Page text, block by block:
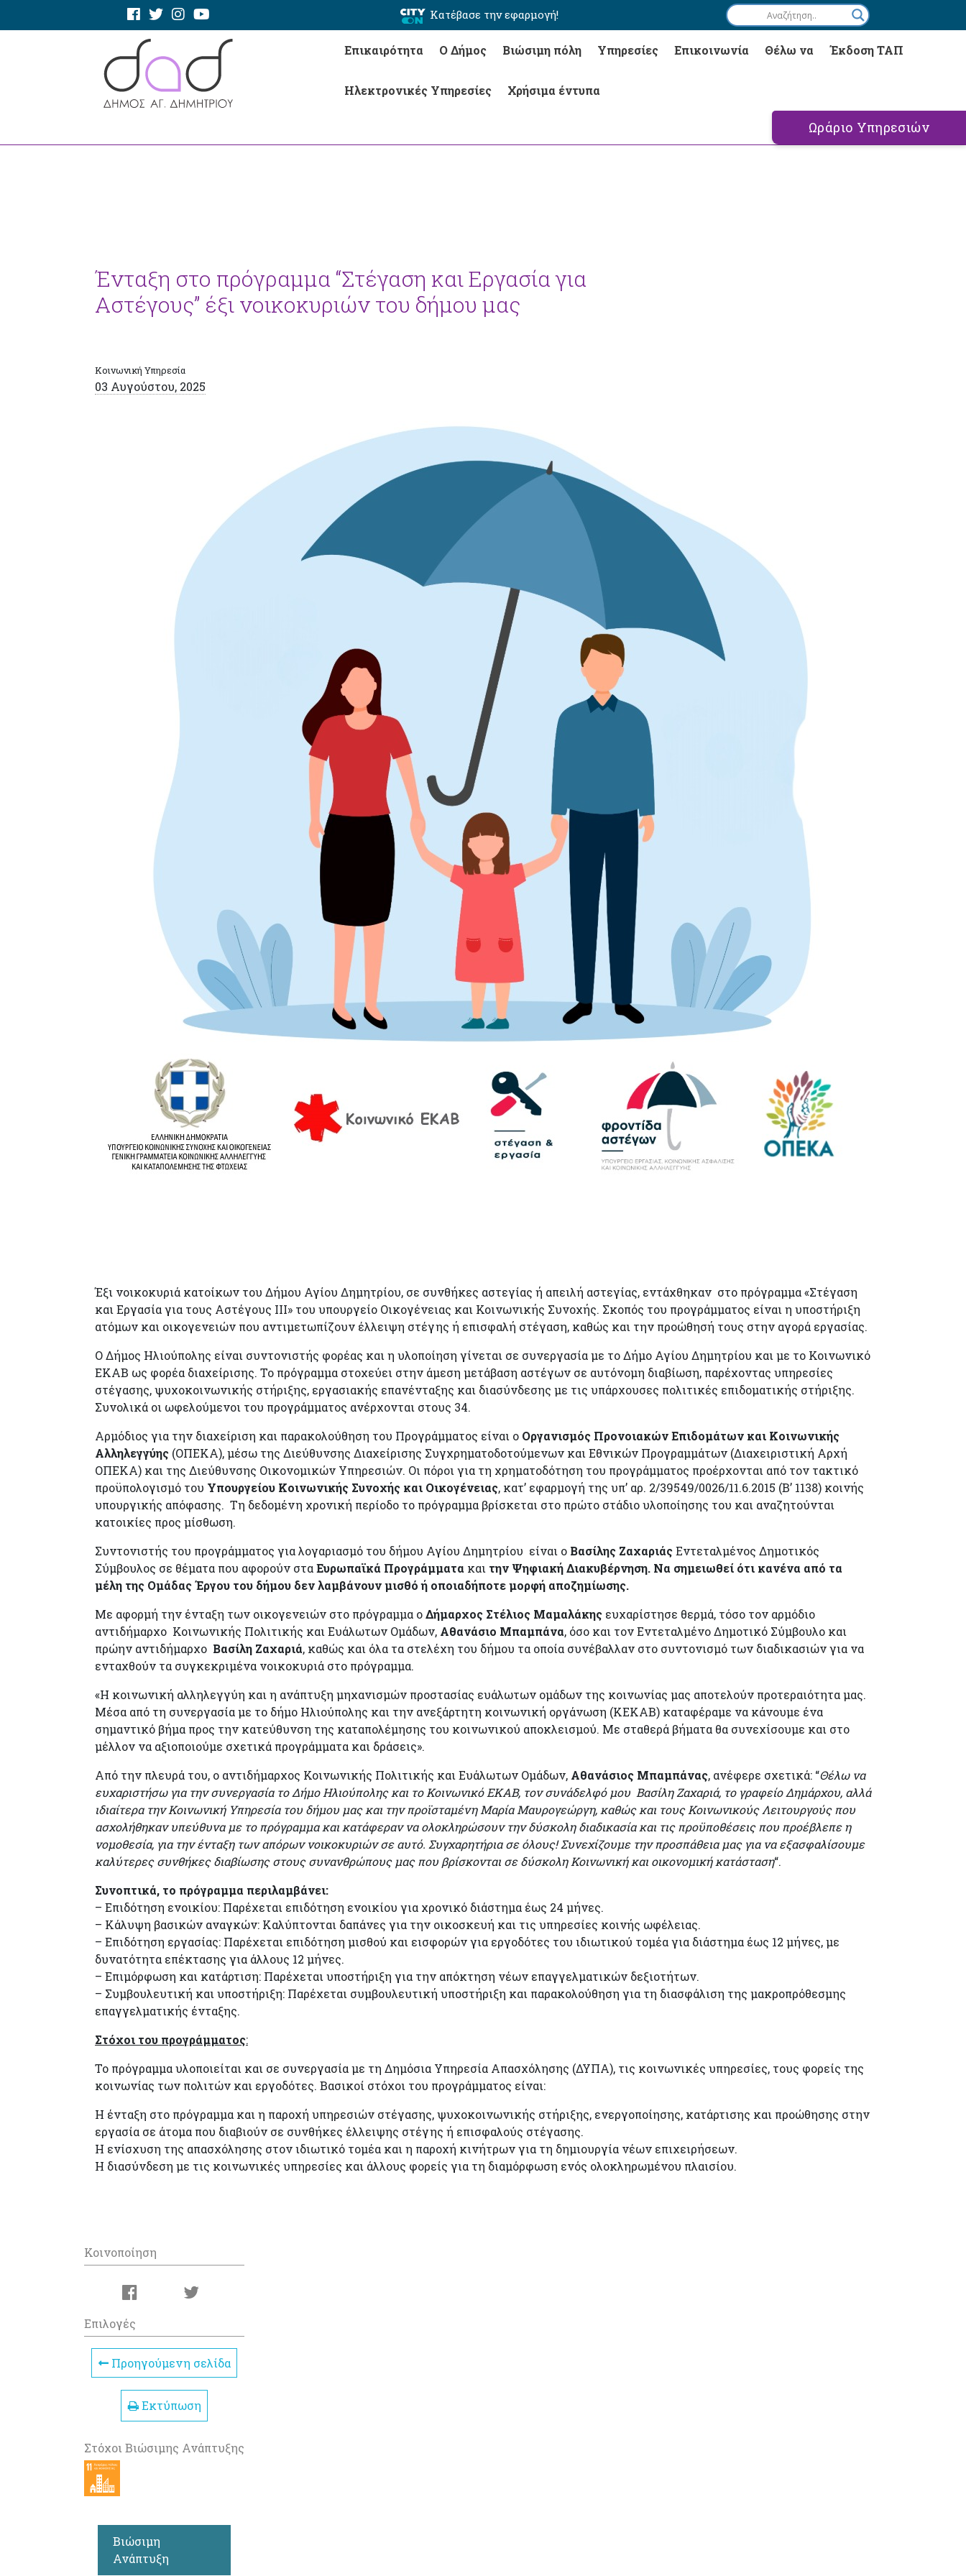
Κατέβασε την εφαρμογή!
Επικαιρότητα Ο Δήμος Βιώσιμη πόλη Υπηρεσίες Επικοινωνία Θέλω να Έκδοση ΤΑΠ
Ηλεκτρονικές Υπηρεσίες Χρήσιμα έντυπα
Ωράριο Υπηρεσιών
Ένταξη στο πρόγραμμα “Στέγαση και Εργασία για
Αστέγους” έξι νοικοκυριών του δήμου μας
Κοινωνική Υπηρεσία
03 Αυγούστου, 2025
Έξι νοικοκυριά κατοίκων του Δήμου Αγίου Δημητρίου, σε συνθήκες αστεγίας ή απειλή αστεγίας, εντάχθηκαν στο πρόγραμμα «Στέγαση
και Εργασία για τους Αστέγους ΙΙΙ» του υπουργείο Οικογένειας και Κοινωνικής Συνοχής. Σκοπός του προγράμματος είναι η υποστήριξη
ατόμων και οικογενειών που αντιμετωπίζουν έλλειψη στέγης ή επισφαλή στέγαση, καθώς και την προώθησή τους στην αγορά εργασίας.
Ο Δήμος Ηλιούπολης είναι συντονιστής φορέας και η υλοποίηση γίνεται σε συνεργασία με το Δήμο Αγίου Δημητρίου και με το Κοινωνικό
ΕΚΑΒ ως φορέα διαχείρισης. Το πρόγραμμα στοχεύει στην άμεση μετάβαση αστέγων σε αυτόνομη διαβίωση, παρέχοντας υπηρεσίες
στέγασης, ψυχοκοινωνικής στήριξης, εργασιακής επανένταξης και διασύνδεσης με τις υπάρχουσες πολιτικές επιδοματικής στήριξης.
Συνολικά οι ωφελούμενοι του προγράμματος ανέρχονται στους 34.
Αρμόδιος για την διαχείριση και παρακολούθηση του Προγράμματος είναι ο Οργανισμός Προνοιακών Επιδομάτων και Κοινωνικής
Αλληλεγγύης (ΟΠΕΚΑ), μέσω της Διεύθυνσης Διαχείρισης Συγχρηματοδοτούμενων και Εθνικών Προγραμμάτων (Διαχειριστική Αρχή
ΟΠΕΚΑ) και της Διεύθυνσης Οικονομικών Υπηρεσιών. Οι πόροι για τη χρηματοδότηση του προγράμματος προέρχονται από τον τακτικό
προϋπολογισμό του Υπουργείου Κοινωνικής Συνοχής και Οικογένειας, κατ’ εφαρμογή της υπ’ αρ. 2/39549/0026/11.6.2015 (Β’ 1138) κοινής
υπουργικής απόφασης. Τη δεδομένη χρονική περίοδο το πρόγραμμα βρίσκεται στο πρώτο στάδιο υλοποίησης του και αναζητούνται
κατοικίες προς μίσθωση.
Συντονιστής του προγράμματος για λογαριασμό του δήμου Αγίου Δημητρίου είναι ο Βασίλης ΖαχαριάςΕντεταλμένος Δημοτικός
Σύμβουλος σε θέματα που αφορούν σταΕυρωπαϊκά Προγράμματα και την Ψηφιακή Διακυβέρνηση. Να σημειωθεί ότι κανένα από τα
μέλη της Ομάδας Έργου του δήμου δεν λαμβάνουν μισθό ή οποιαδήποτε μορφή αποζημίωσης.
Με αφορμή την ένταξη των οικογενειών στο πρόγραμμα οΔήμαρχος Στέλιος Μαμαλάκης ευχαρίστησε θερμά, τόσο τον αρμόδιο
αντιδήμαρχο Κοινωνικής Πολιτικής και Ευάλωτων Ομάδων, Αθανάσιο Μπαμπάνα, όσο και τον Εντεταλμένο Δημοτικό Σύμβουλο και
πρώην αντιδήμαρχο Βασίλη Ζαχαριά, καθώς και όλα τα στελέχη του δήμου τα οποία συνέβαλλαν στο συντονισμό των διαδικασιών για να
ενταχθούν τα συγκεκριμένα νοικοκυριά στο πρόγραμμα.
«Η κοινωνική αλληλεγγύη και η ανάπτυξη μηχανισμών προστασίας ευάλωτων ομάδων της κοινωνίας μας αποτελούν προτεραιότητα μας.
Μέσα από τη συνεργασία με το δήμο Ηλιούπολης και την ανεξάρτητη κοινωνική οργάνωση (ΚΕΚΑΒ) καταφέραμε να κάνουμε ένα
σημαντικό βήμα προς την κατεύθυνση της καταπολέμησης του κοινωνικού αποκλεισμού. Με σταθερά βήματα θα συνεχίσουμε και στο
μέλλον να αξιοποιούμε σχετικά προγράμματα και δράσεις».
Από την πλευρά του, ο αντιδήμαρχος Κοινωνικής Πολιτικής και Ευάλωτων Ομάδων, Αθανάσιος Μπαμπάνας, ανέφερε σχετικά: “Θέλω να
ευχαριστήσω για την συνεργασία το Δήμο Ηλιούπολης και το Κοινωνικό ΕΚΑΒ, τον συνάδελφό μου Βασίλη Ζαχαριά, το γραφείο Δημάρχου, αλλά
ιδιαίτερα την Κοινωνική Υπηρεσία του δήμου μας και την προϊσταμένη Μαρία Μαυρογεώργη, καθώς και τους Κοινωνικούς Λειτουργούς που
ασχολήθηκαν υπεύθυνα με το πρόγραμμα και κατάφεραν να ολοκληρώσουν την δύσκολη διαδικασία και τις προϋποθέσεις που προέβλεπε η
νομοθεσία, για την ένταξη των απόρων νοικοκυριών σε αυτό. Συγχαρητήρια σε όλους! ️Συνεχίζουμε την προσπάθεια μας για να εξασφαλίσουμε
καλύτερες συνθήκες διαβίωσης στους συνανθρώπους μας που βρίσκονται σε δύσκολη Κοινωνική και οικονομική κατάσταση“.
Συνοπτικά, το πρόγραμμα περιλαμβάνει:
– Επιδότηση ενοικίου: Παρέχεται επιδότηση ενοικίου για χρονικό διάστημα έως 24 μήνες.
– Κάλυψη βασικών αναγκών: Καλύπτονται δαπάνες για την οικοσκευή και τις υπηρεσίες κοινής ωφέλειας.
– Επιδότηση εργασίας: Παρέχεται επιδότηση μισθού και εισφορών για εργοδότες του ιδιωτικού τομέα για διάστημα έως 12 μήνες, με
δυνατότητα επέκτασης για άλλους 12 μήνες.
– Επιμόρφωση και κατάρτιση: Παρέχεται υποστήριξη για την απόκτηση νέων επαγγελματικών δεξιοτήτων.
– Συμβουλευτική και υποστήριξη: Παρέχεται συμβουλευτική υποστήριξη και παρακολούθηση για τη διασφάλιση της μακροπρόθεσμης
επαγγελματικής ένταξης.
Στόχοι του προγράμματος:
Το πρόγραμμα υλοποιείται και σε συνεργασία με τη Δημόσια Υπηρεσία Απασχόλησης (ΔΥΠΑ), τις κοινωνικές υπηρεσίες, τους φορείς της
κοινωνίας των πολιτών και εργοδότες. Βασικοί στόχοι του προγράμματος είναι:
Η ένταξη στο πρόγραμμα και η παροχή υπηρεσιών στέγασης, ψυχοκοινωνικής στήριξης, ενεργοποίησης, κατάρτισης και προώθησης στην
εργασία σε άτομα που διαβιούν σε συνθήκες έλλειψης στέγης ή επισφαλούς στέγασης.
Η ενίσχυση της απασχόλησης στον ιδιωτικό τομέα και η παροχή κινήτρων για τη δημιουργία νέων επιχειρήσεων.
Η διασύνδεση με τις κοινωνικές υπηρεσίες και άλλους φορείς για τη διαμόρφωση ενός ολοκληρωμένου πλαισίου.
Κοινοποίηση
Επιλογές
Προηγούμενη σελίδα
Εκτύπωση
Στόχοι Βιώσιμης Ανάπτυξης
Βιώσιμη
Ανάπτυξη